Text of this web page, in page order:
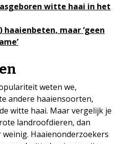
witte haai in het
maar ‘geen
weten we,
andere haaiensoorten,
witte haai. Maar vergelijk je
landroofdieren, dan
Haaienonderzoekers